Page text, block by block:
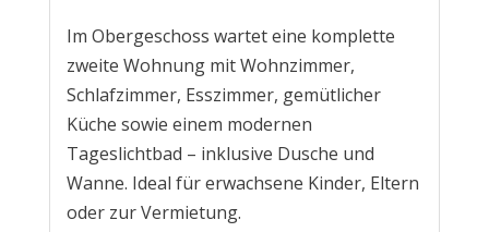
Im Obergeschoss wartet eine komplette
zweite Wohnung mit Wohnzimmer,
Schlafzimmer, Esszimmer, gemütlicher
Küche sowie einem modernen
Tageslichtbad – inklusive Dusche und
Wanne. Ideal für erwachsene Kinder, Eltern
oder zur Vermietung.